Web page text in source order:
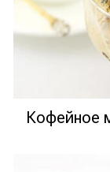
Кофейное